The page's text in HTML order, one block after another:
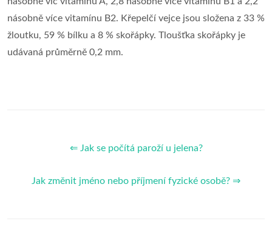
násobně více vitamínu B2. Křepelčí vejce jsou složena z 33 %
žloutku, 59 % bílku a 8 % skořápky. Tloušťka skořápky je
udávaná průměrně 0,2 mm.
⇐ Jak se počítá paroží u jelena?
Jak změnit jméno nebo příjmení fyzické osobě? ⇒